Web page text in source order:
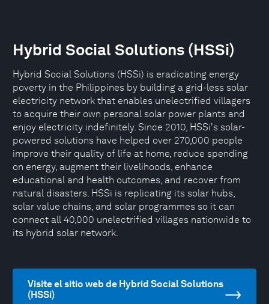
Hybrid Social Solutions (HSSi)
Hybrid Social Solutions (HSSi) is eradicating energy
poverty in the Philippines by building a grid-less solar
electricity network that enables unelectrified villagers
to acquire their own personal solar power plants and
enjoy electricity indefinitely. Since 2010, HSSi's solar-
powered solutions have helped over 270,000 people
improve their quality of life at home, reduce spending
on energy, augment their livelihoods, enhance
educational and health outcomes, and recover from
natural disasters. HSSi is replicating its solar hubs,
solar value chains, and solar programmes so it can
connect all 40,000 unelectrified villages nationwide to
its hybrid solar network.
Visite el sitio web de Hybrid Social Solutions
(HSSi)